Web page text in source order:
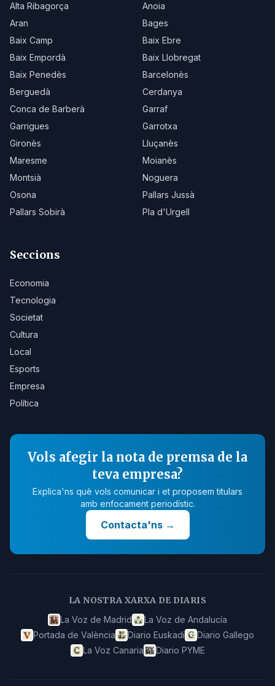
Alta Ribagorça
Anoia
Aran
Bages
Baix Camp
Baix Ebre
Baix Empordà
Baix Llobregat
Baix Penedès
Barcelonès
Berguedà
Cerdanya
Conca de Barberà
Garraf
Garrigues
Garrotxa
Gironès
Lluçanès
Maresme
Moianès
Montsià
Noguera
Osona
Pallars Jussà
Pallars Sobirà
Pla d'Urgell
Seccions
Economia
Tecnologia
Societat
Cultura
Local
Esports
Empresa
Política
Vols afegir la nota de premsa de la
teva empresa?
Explica'ns què vols comunicar i et proposem titulars
amb enfocament periodístic.
Contacta'ns→
LA NOSTRA XARXA DE DIARIS
La Voz de Madrid
La Voz de Andalucía
Portada de València
Diario Euskadi
Diario Gallego
La Voz Canaria
Diario PYME